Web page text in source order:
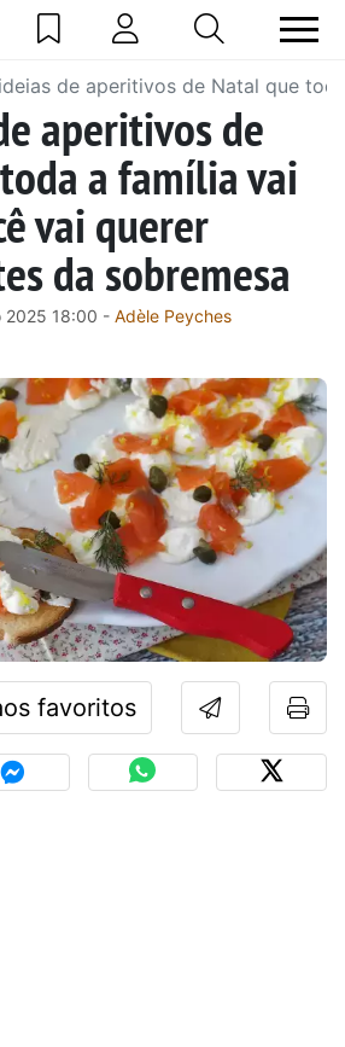
de aperitivos de Natal que
aperitivos de
a família vai
vai querer
da sobremesa
2025 18:00 - Adèle Peyches
favoritos